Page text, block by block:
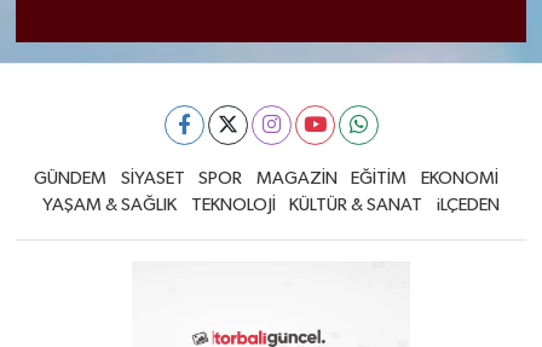
GÜNDEM SİYASET SPOR MAGAZİN EĞİTİM
EKONOMİ
YAŞAM & SAĞLIK
TEKNOLOJİ KÜLTÜR & SANAT iLÇEDEN